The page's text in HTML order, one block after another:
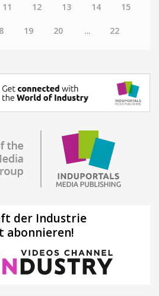
11 12 13 14 15
19 20 ... 22
der Industrie
abonnieren!